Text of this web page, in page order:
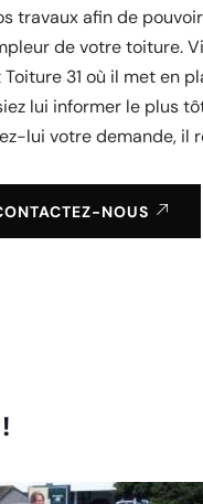
travaux afin de
de votre toiture.
Toiture 31 où il met en
lui informer le plus
lui votre demande, il
NOUS